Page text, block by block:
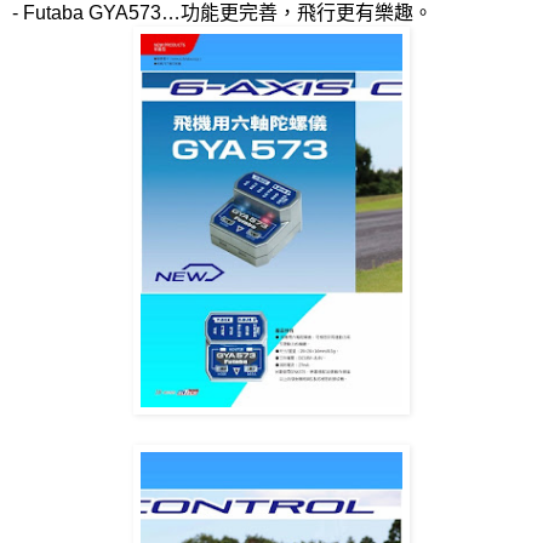
- Futaba GYA573…功能更完善，飛行更有樂趣。